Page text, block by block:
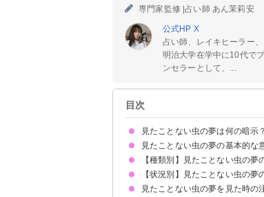
専門家監修 |占い師 あん茉莉安
公式HP X
占い師、レイキヒーラー
明治大学在学中に10代で
ンセラーとして、...
目次
見たことない虫の夢は何の暗示？
見たことない虫の夢の基本的な
将来への不安を暗示
種類/状況で意味が決まる
【種類別】見たことない虫の夢
見たことない小さい虫の夢【警告
気持ち悪い虫の夢【警告夢】
派手な色の虫の夢【警告夢】
【状況別】見たことない虫の夢
見たことない虫を食べる夢【吉夢
見たことない虫がたくさん出てく
見たことない虫が体につく夢【警
見たことない虫に襲われる夢【警
見たことない虫に刺される夢【警
見たことない虫が卵を産む夢【吉
見たことない幼虫を見る夢【吉夢
見たことない虫を潰す夢【吉夢】
見たことない虫を捕まえる夢【吉
見たことない虫を飼う夢【吉夢】
見たことない虫の夢を見た時の